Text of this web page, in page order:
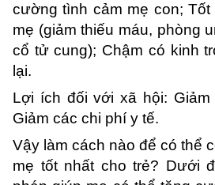
cường tình cảm mẹ con;
mẹ (giảm thiếu máu, phòng
cổ tử cung); Chậm có kinh
lại.
Lợi ích đối với xã hội:
Giảm các chi phí y tế.
Vậy làm cách nào để có thể
mẹ tốt nhất cho trẻ? Dưới